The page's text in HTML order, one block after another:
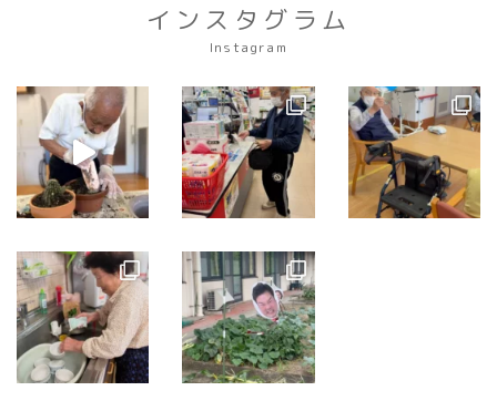
インスタグラム
Instagram